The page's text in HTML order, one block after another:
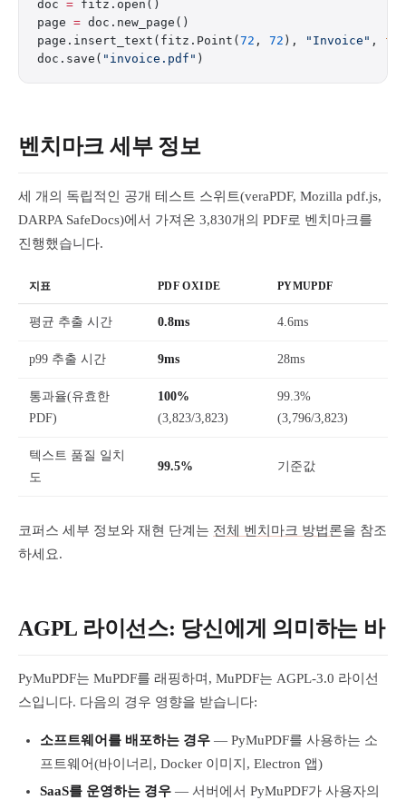
doc = fitz.open()
page = doc.new_page()
page.insert_text(fitz.Point( 72 , 72 ), "Invoice" ,
doc.save( "invoice.pdf" )
벤치마크 세부 정보
세 개의 독립적인 공개 테스트 스위트(veraPDF, Mozilla pdf.js,
DARPA SafeDocs)에서 가져온 3,830개의 PDF로 벤치마크를
진행했습니다.
지표 PDF OXIDE PYMUPDF
평균 추출 시간 0.8ms 4.6ms
p99 추출 시간 9ms 28ms
통과율(유효한
PDF)
100%
(3,823/3,823)
99.3%
(3,796/3,823)
텍스트 품질 일치
도
99.5% 기준값
코퍼스 세부 정보와 재현 단계는 전체 벤치마크 방법론을 참조
하세요.
AGPL 라이선스: 당신에게 의미하는 바
PyMuPDF는 MuPDF를 래핑하며, MuPDF는 AGPL-3.0 라이선
스입니다. 다음의 경우 영향을 받습니다:
소프트웨어를 배포하는 경우 — PyMuPDF를 사용하는 소
프트웨어(바이너리, Docker 이미지, Electron 앱)
SaaS를 운영하는 경우 — 서버에서 PyMuPDF가 사용자의